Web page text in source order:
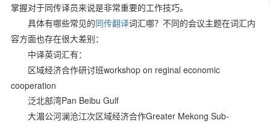
掌握对于同传译员来说是非常重要的工作技巧。
具体有哪些常见的 同传翻译词汇哪？ 不同的会议主题在词汇内
容方面也存在很大差别：
中译英词汇有：
区域经济合作研讨班workshop on reginal economic
cooperation
泛北部湾Pan Beibu Gulf
大湄公河澜沧江次区域经济合作Greater Mekong Sub-